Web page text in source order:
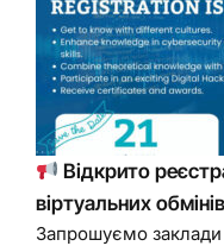
Відкрито
віртуальних
Запрошуємо заклади